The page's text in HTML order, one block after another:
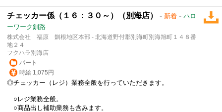
チェッカー係（１６：３０～）（別海店） - 新着 - ハロ
ーワーク釧路
株式会社 福原 釧根地区本部 - 北海道野付郡別海町別海旭町１４８番
地２４
フクハラ別海店
パート
時給 1,075円
◎チェッカー（レジ）業務全般を行っていただきます。
○レジ業務全般。
○商品出し補助業務も含みます。